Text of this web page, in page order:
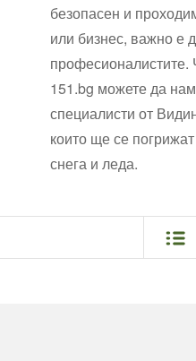
безопасен и
или бизнес, важно е
151.bg можете да
специалисти от
които ще се
снега и леда.